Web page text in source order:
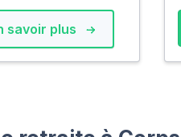
savoir plus